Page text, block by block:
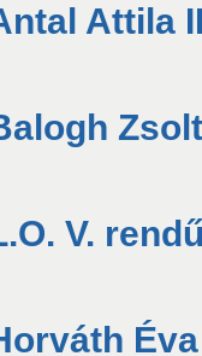
Attila
V.